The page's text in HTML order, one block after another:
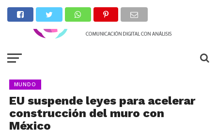
MUNDO
EU suspende leyes para acelerar
construcción del muro con
México